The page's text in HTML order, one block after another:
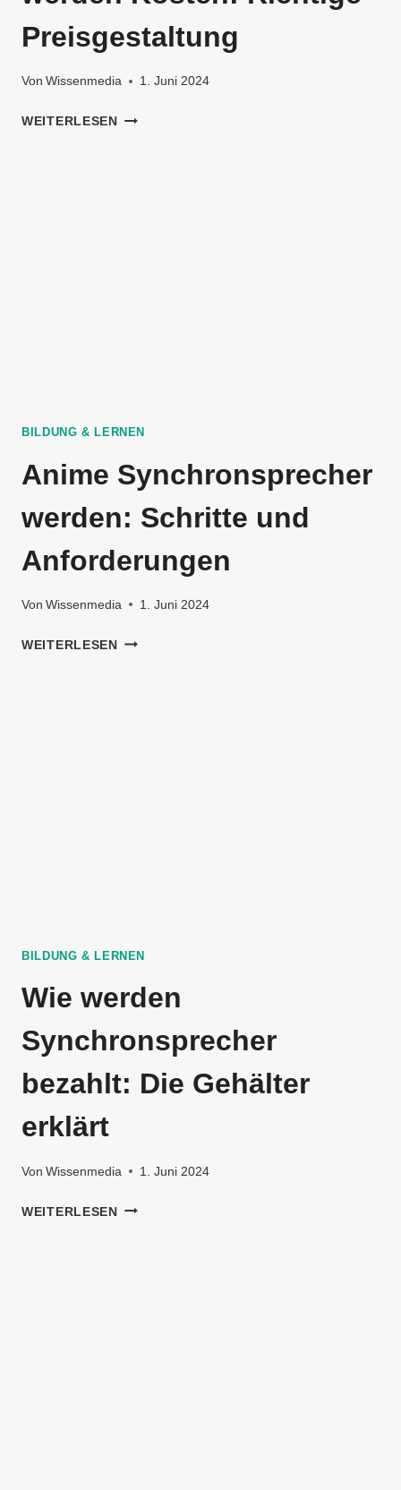
Preisgestaltung
Von Wissenmedia 1. Juni 2024
WEITERLESENSYNCHRONSPRECHER
BILDUNG & LERNEN
Anime Synchronsprecher
werden: Schritte und
Anforderungen
Von Wissenmedia 1. Juni 2024
WEITERLESENANIME
BILDUNG & LERNEN
Wie werden
Synchronsprecher
bezahlt: Die Gehälter
erklärt
Von Wissenmedia 1. Juni 2024
WEITERLESENWIE